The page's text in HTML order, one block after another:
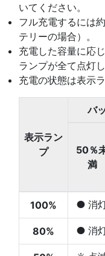
いてください。
フル充電するには
テリーの場合）。
充電した容量に応
ランプが全て点灯
充電の状態は表示
表示ラン
プ
バ
50％
満
100% I 消
80% I 消